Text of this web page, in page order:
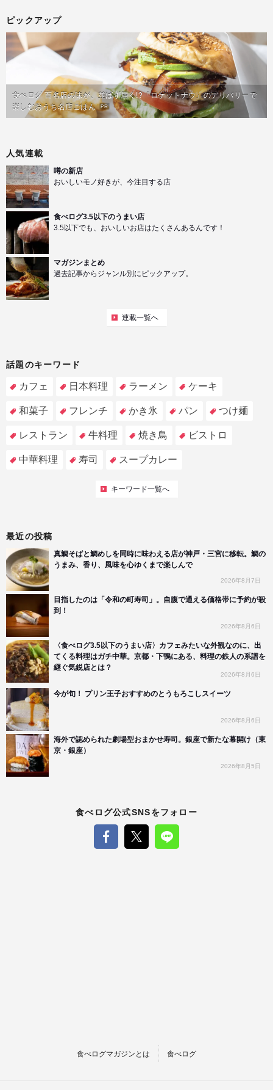
ピックアップ
食べログ 百名店の味が、並ばず届く!?「ロケットナウ」のデリバリーで
楽しむおうち名店ごはん PR
人気連載
噂の新店
おいしいモノ好きが、今注目する店
食べログ3.5以下のうまい店
3.5以下でも、おいしいお店はたくさんあるんです！
マガジンまとめ
過去記事からジャンル別にピックアップ。
連載一覧へ
話題のキーワード
カフェ 日本料理 ラーメン ケーキ
和菓子 フレンチ かき氷 パン つけ麺
レストラン 牛料理 焼き鳥 ビストロ
中華料理 寿司 スープカレー
キーワード一覧へ
最近の投稿
真鯛そばと鯛めしを同時に味わえる店が神戸・三宮に移転。鯛の
うまみ、香り、風味を心ゆくまで楽しんで
2026年8月7日
目指したのは「令和の町寿司」。自腹で通える価格帯に予約が殺
到！
2026年8月6日
〈食べログ3.5以下のうまい店〉カフェみたいな外観なのに、出
てくる料理はガチ中華。京都・下鴨にある、料理の鉄人の系譜を
継ぐ気鋭店とは？
2026年8月6日
今が旬！ プリン王子おすすめのとうもろこしスイーツ
2026年8月6日
海外で認められた劇場型おまかせ寿司。銀座で新たな幕開け（東
京・銀座）
2026年8月5日
食べログ公式SNSをフォロー
食べログマガジンとは 食べログ